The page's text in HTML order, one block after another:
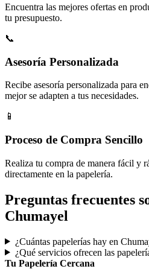
Encuentra las mejores ofertas en
tu presupuesto.
📞
Asesoría Personalizada
Recibe asesoría personalizada para
mejor se adapten a tus necesidades.
📱
Proceso de Compra Sencillo
Realiza tu compra de manera fácil y
directamente en la papelería.
Preguntas frecuentes
Chumayel
¿Cuántas papelerías hay en
¿Qué servicios ofrecen las
Tu Papelería Cercana